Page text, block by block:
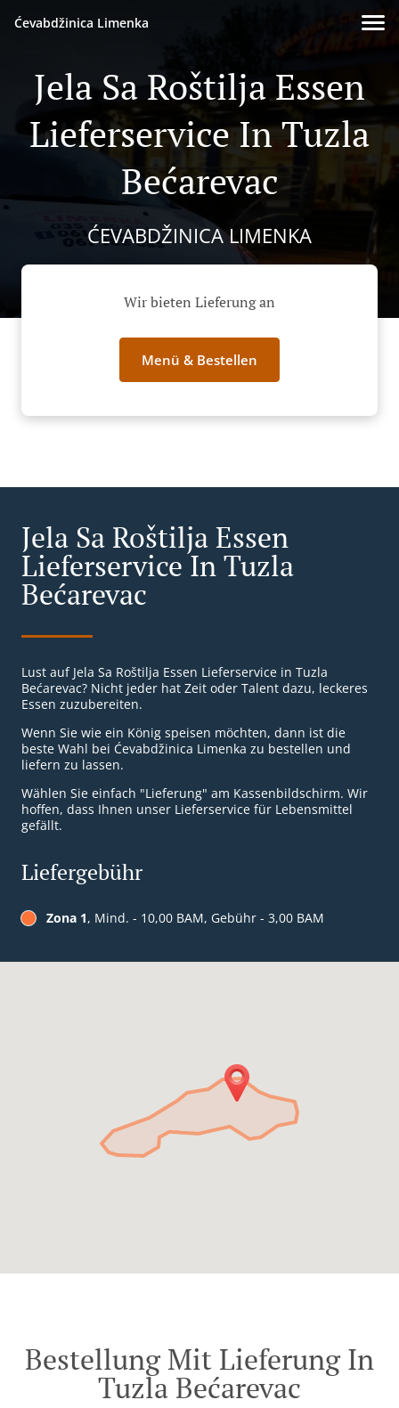
Ćevabdžinica Limenka
Jela Sa Roštilja Essen
Lieferservice In Tuzla
Bećarevac
ĆEVABDŽINICA LIMENKA
Wir bieten Lieferung an
Menü & Bestellen
Jela Sa Roštilja Essen
Lieferservice In Tuzla
Bećarevac
Lust auf Jela Sa Roštilja Essen Lieferservice in Tuzla
Bećarevac? Nicht jeder hat Zeit oder Talent dazu, leckeres
Essen zuzubereiten.
Wenn Sie wie ein König speisen möchten, dann ist die
beste Wahl bei Ćevabdžinica Limenka zu bestellen und
liefern zu lassen.
Wählen Sie einfach "Lieferung" am Kassenbildschirm. Wir
hoffen, dass Ihnen unser Lieferservice für Lebensmittel
gefällt.
Liefergebühr
Zona 1, Mind. - 10,00 BAM, Gebühr - 3,00 BAM
Bestellung Mit Lieferung In
Tuzla Bećarevac